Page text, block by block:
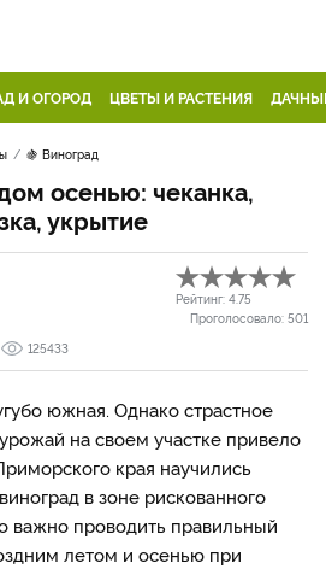
И ОГОРОД ЦВЕТЫ И РАСТЕНИЯ
🍇 Виноград
осенью: чеканка,
укрытие
Рейтинг: 4.75
Проголосовало: 501
125433
южная. Однако страстное
на своем участке привело
края научились
в зоне рискованного
важно проводить правильный
летом и осенью при